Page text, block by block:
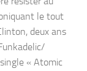
le tout
deux ans
« Atomic